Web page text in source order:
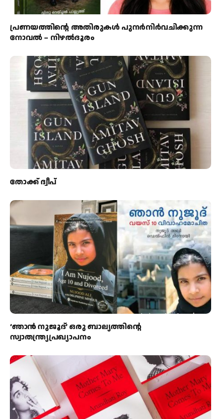
പ്രണയത്തിന്റെ അതിരുകൾ പുനർനിർവചിക്കുന്ന
നോവൽ – നിഴൽദൂരം
തോക്ക് ദ്വീപ്
‘ഞാന്‍ നുജൂദ്’ ഒരു ബാല്യത്തിന്റെ
സ്വാതന്ത്ര്യപ്രഖ്യാപനം